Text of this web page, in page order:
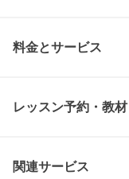
料金とサービス
レッスン予約・教材
関連サービス